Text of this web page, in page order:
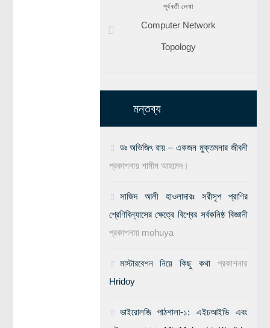
পূর্ববর্তী লেখা
Computer Network
Topology
মন্তব্য
ডঃ অভিজিৎ রায় – একজন মুক্তমনার জীবনী
প্রকাশনায় শামীম আহমেদ।
সাজিদ আলী হাওলাদারঃ সরীসৃপ প্রাণির
শ্রেণিবিন্যাসের ক্ষেত্রে বিশ্বের সর্বকনিষ্ঠ বিজ্ঞানী
প্রকাশনায় mohuya
মাস্টারবেশন নিয়ে কিছু কথাপ্রকাশনায়
Hridoy
ভাইরোলজি পাঠশালা-১: এইচআইভি এবং